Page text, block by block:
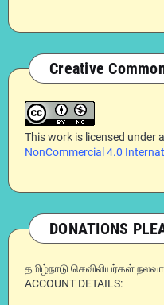
Creative
This work is licensed under a
NonCommercial 4.0
DONATIONS
தமிழ்நாடு செவிலியர்கள்
ACCOUNT DETAILS: